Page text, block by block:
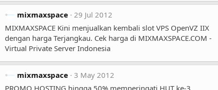
mixmaxspace
29 Jul 2012
MIXMAXSPACE Kini menjualkan kembali slot VPS OpenVZ IIX
dengan harga Terjangkau. Cek harga di MIXMAXSPACE.COM -
Virtual Private Server Indonesia
mixmaxspace 3 May 2012
PROMO HOSTING hingga 50% memperingati HUT ke-3